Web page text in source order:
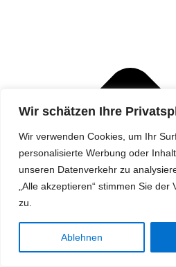
Wir schätzen Ihre
Wir verwenden Cookies, um Ihr
personalisierte Werbung oder
unseren Datenverkehr zu
„Alle akzeptieren“ stimmen Sie
zu.
Ablehnen